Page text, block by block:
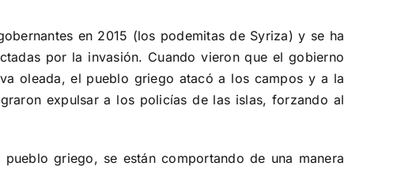
en 2015 (los podemitas de Syriza) y se ha
por la invasión. Cuando vieron que el gobierno
oleada, el pueblo griego atacó a los campos y a la
expulsar a los policías de las islas, forzando al
griego, se están comportando de una manera